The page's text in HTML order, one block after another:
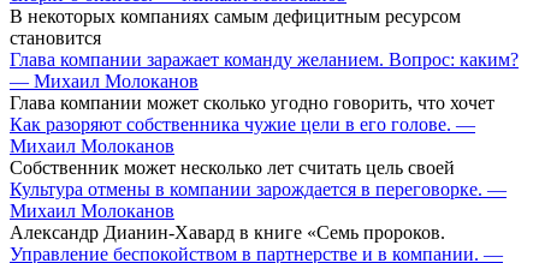
В некоторых компаниях самым дефицитным ресурсом
становится
Глава компании заражает команду желанием. Вопрос: каким?
— Михаил Молоканов
Глава компании может сколько угодно говорить, что хочет
Как разоряют собственника чужие цели в его голове. —
Михаил Молоканов
Собственник может несколько лет считать цель своей
Культура отмены в компании зарождается в переговорке. —
Михаил Молоканов
Александр Дианин-Хавард в книге «Семь пророков.
Управление беспокойством в партнерстве и в компании. —